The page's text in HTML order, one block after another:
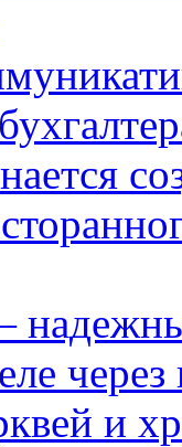
через
и